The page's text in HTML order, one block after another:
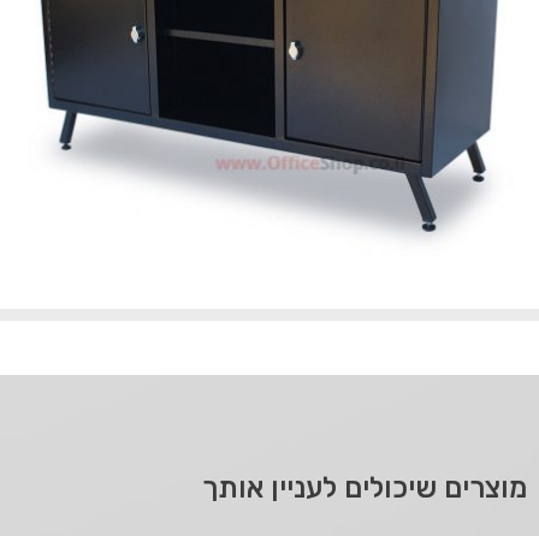
מוצרים שיכולים לעניין אותך